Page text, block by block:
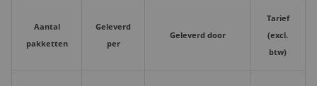
Aantal
pakketten
Geleverd
per
Geleverd door
Tarief
(excl.
btw)